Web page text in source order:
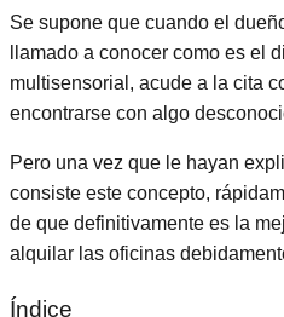
Se supone que cuando el
llamado a conocer como es el
multisensorial, acude a la cita
encontrarse con algo
Pero una vez que le hayan
consiste este concepto,
de que definitivamente es la
alquilar las oficinas
Índice